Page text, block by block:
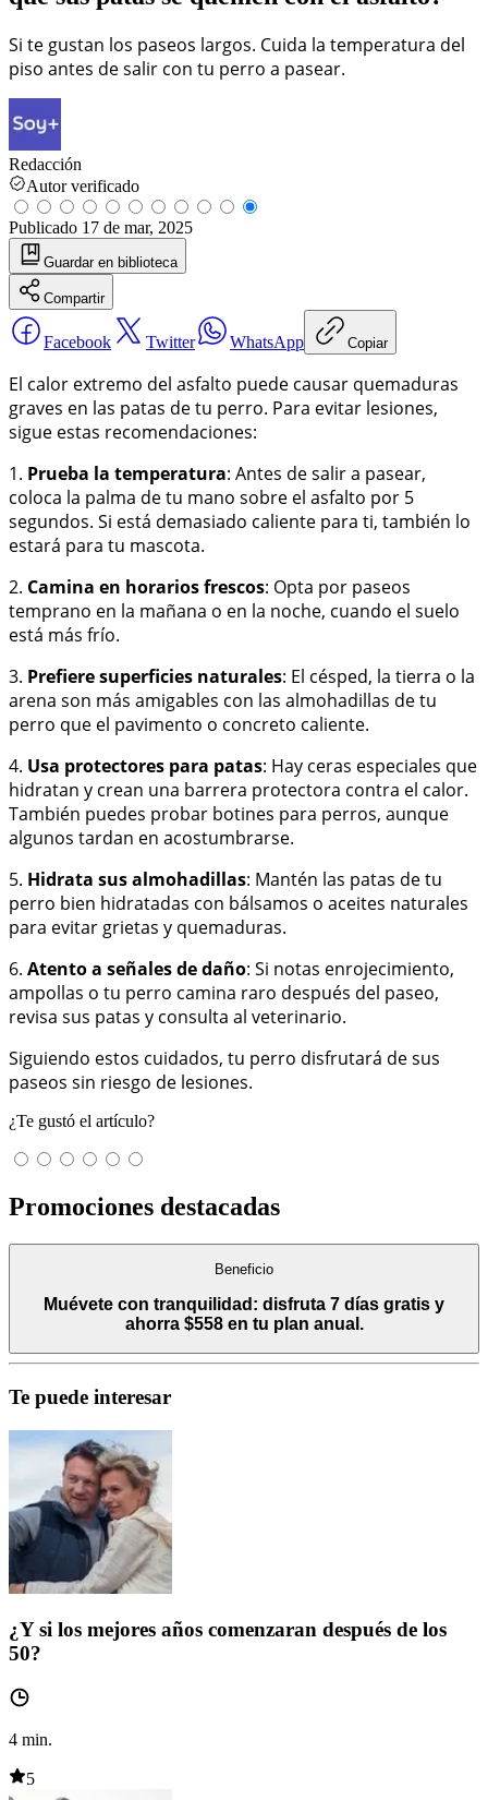
Si te gustan los paseos largos. Cuida la temperatura del
piso antes de salir con tu perro a pasear.
Redacción
Autor verificado
Publicado 17 de mar, 2025
Guardar en biblioteca
Compartir
Facebook Twitter WhatsApp Copiar
El calor extremo del asfalto puede causar quemaduras
graves en las patas de tu perro. Para evitar lesiones,
sigue estas recomendaciones:
1. Prueba la temperatura: Antes de salir a pasear,
coloca la palma de tu mano sobre el asfalto por 5
segundos. Si está demasiado caliente para ti, también lo
estará para tu mascota.
2. Camina en horarios frescos: Opta por paseos
temprano en la mañana o en la noche, cuando el suelo
está más frío.
3. Prefiere superficies naturales: El césped, la tierra o la
arena son más amigables con las almohadillas de tu
perro que el pavimento o concreto caliente.
4. Usa protectores para patas: Hay ceras especiales que
hidratan y crean una barrera protectora contra el calor.
También puedes probar botines para perros, aunque
algunos tardan en acostumbrarse.
5. Hidrata sus almohadillas: Mantén las patas de tu
perro bien hidratadas con bálsamos o aceites naturales
para evitar grietas y quemaduras.
6. Atento a señales de daño: Si notas enrojecimiento,
ampollas o tu perro camina raro después del paseo,
revisa sus patas y consulta al veterinario.
Siguiendo estos cuidados, tu perro disfrutará de sus
paseos sin riesgo de lesiones.
¿Te gustó el artículo?
Promociones destacadas
Beneficio
Muévete con tranquilidad: disfruta 7 días gratis y
ahorra $558 en tu plan anual.
Te puede interesar
¿Y si los mejores años comenzaran después de los
50?
4 min.
5